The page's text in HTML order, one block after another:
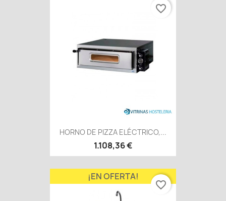
HORNO DE PIZZA ELÉCTRICO,...
1.108,36 €
favorite_border
¡EN OFERTA!
favorite_border